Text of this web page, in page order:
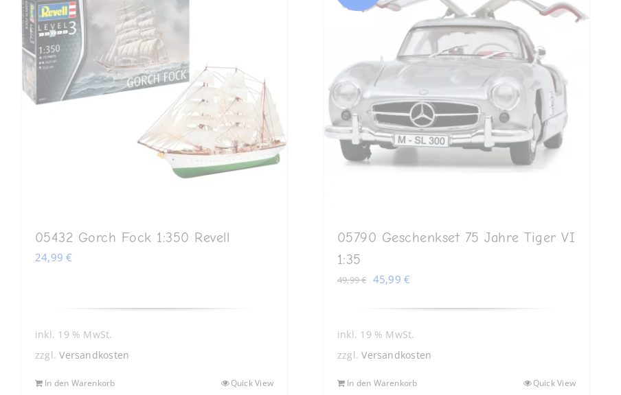
05432 Gorch Fock 1:350 Revell
24,99€
inkl. 19 % MwSt.
zzgl.Versandkosten
In den Warenkorb Quick View
05790 Geschenkset 75 Jahre Tiger VI
1:35
49,99€ Ursprünglicher
49,99 €
45,99€
ist:
45,99 €.
inkl. 19 % MwSt.
zzgl.Versandkosten
In den Warenkorb Quick View